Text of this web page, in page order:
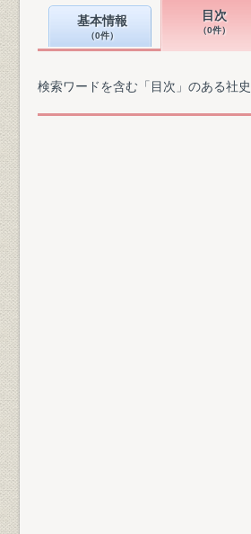
基本情報
（0件）
目次
（0件）
検索ワードを含む「目次」のある社